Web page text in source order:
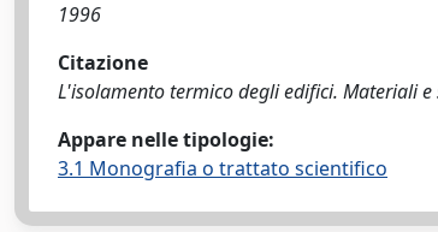
1996
Citazione
L'isolamento termico degli edifici. Materiali
Appare nelle tipologie:
3.1 Monografia o trattato scientifico